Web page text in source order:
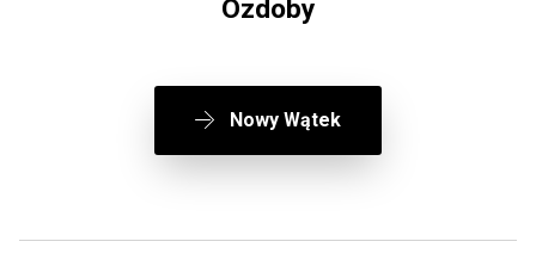
Ozdoby
Nowy Wątek